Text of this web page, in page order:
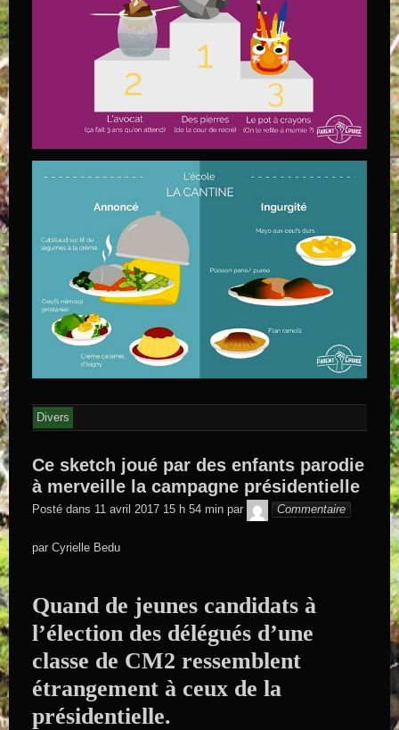
Divers
Ce sketch joué par des enfants parodie
à merveille la campagne présidentielle
Posté dans 11 avril 2017 15 h 54 min par
GEGE DE
SAINTAND
Commentaire
par Cyrielle Bedu
Quand de jeunes candidats à
l’élection des délégués d’une
classe de CM2 ressemblent
étrangement à ceux de la
présidentielle.